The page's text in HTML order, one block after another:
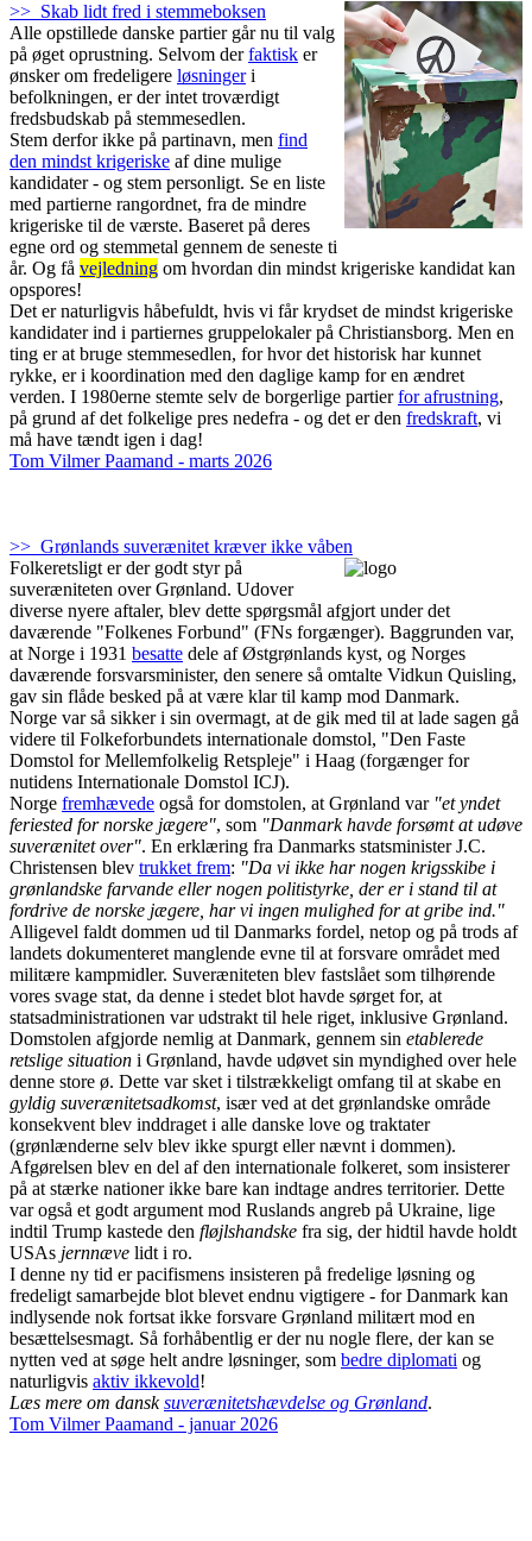
>> Skab lidt fred i stemmeboksen
Alle opstillede danske partier går nu til valg
på øget oprustning. Selvom derfaktisk er
ønsker om fredeligere løsningeri
befolkningen, er der intet troværdigt
fredsbudskab på stemmesedlen.
Stem derfor ikke på partinavn, men find
den mindst krigeriske af dine mulige
kandidater - og stem personligt. Se en liste
med partierne rangordnet, fra de mindre
krigeriske til de værste. Baseret på deres
egne ord og stemmetal gennem de seneste ti
år. Og få vejledning om hvordan din mindst krigeriske kandidat kan
opspores!
Det er naturligvis håbefuldt, hvis vi får krydset de mindst krigeriske
kandidater ind i partiernes gruppelokaler på Christiansborg. Men en
ting er at bruge stemmesedlen, for hvor det historisk har kunnet
rykke, er i koordination med den daglige kamp for en ændret
verden. I 1980erne stemte selv de borgerlige partierfor afrustning,
på grund af det folkelige pres nedefra - og det er den fredskraft, vi
må have tændt igen i dag!
Tom Vilmer Paamand - marts 2026
>> Grønlands suverænitet kræver ikke våben
Folkeretsligt er der godt styr på
suveræniteten over Grønland. Udover
diverse nyere aftaler, blev dette spørgsmål afgjort under det
daværende "Folkenes Forbund" (FNs forgænger). Baggrunden var,
at Norge i 1931 besatte dele af Østgrønlands kyst, og Norges
daværende forsvarsminister, den senere så omtalte Vidkun Quisling,
gav sin flåde besked på at være klar til kamp mod Danmark.
Norge var så sikker i sin overmagt, at de gik med til at lade sagen gå
videre til Folkeforbundets internationale domstol, "Den Faste
Domstol for Mellemfolkelig Retspleje" i Haag (forgænger for
nutidens Internationale Domstol ICJ).
Norge fremhævede også for domstolen, at Grønland var "et yndet
feriested for norske jægere", som "Danmark havde forsømt at udøve
suverænitet over". En erklæring fra Danmarks statsminister J.C.
Christensen blev trukket frem: "Da vi ikke har nogen krigsskibe i
grønlandske farvande eller nogen politistyrke, der er i stand til at
fordrive de norske jægere, har vi ingen mulighed for at gribe ind."
Alligevel faldt dommen ud til Danmarks fordel, netop og på trods af
landets dokumenteret manglende evne til at forsvare området med
militære kampmidler. Suveræniteten blev fastslået som tilhørende
vores svage stat, da denne i stedet blot havde sørget for, at
statsadministrationen var udstrakt til hele riget, inklusive Grønland.
Domstolen afgjorde nemlig at Danmark, gennem sin etablerede
retslige situation i Grønland, havde udøvet sin myndighed over hele
denne store ø. Dette var sket i tilstrækkeligt omfang til at skabe en
gyldig suverænitetsadkomst, især ved at det grønlandske område
konsekvent blev inddraget i alle danske love og traktater
(grønlænderne selv blev ikke spurgt eller nævnt i dommen).
Afgørelsen blev en del af den internationale folkeret, som insisterer
på at stærke nationer ikke bare kan indtage andres territorier. Dette
var også et godt argument mod Ruslands angreb på Ukraine, lige
indtil Trump kastede den fløjlshandske fra sig, der hidtil havde holdt
USAs jernnæve lidt i ro.
I denne ny tid er pacifismens insisteren på fredelige løsning og
fredeligt samarbejde blot blevet endnu vigtigere - for Danmark kan
indlysende nok fortsat ikke forsvare Grønland militært mod en
besættelsesmagt. Så forhåbentlig er der nu nogle flere, der kan se
nytten ved at søge helt andre løsninger, som bedre diplomati og
naturligvis aktiv ikkevold!
Læs mere om dansksuverænitetshævdelse og Grønland.
Tom Vilmer Paamand - januar 2026